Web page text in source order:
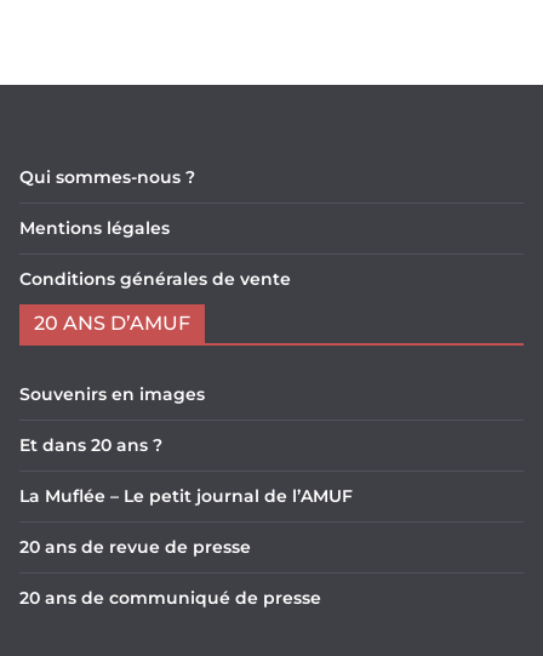
Qui sommes-nous ?
Mentions légales
Conditions générales de vente
20 ANS D’AMUF
Souvenirs en images
Et dans 20 ans ?
La Muflée – Le petit journal de l’AMUF
20 ans de revue de presse
20 ans de communiqué de presse